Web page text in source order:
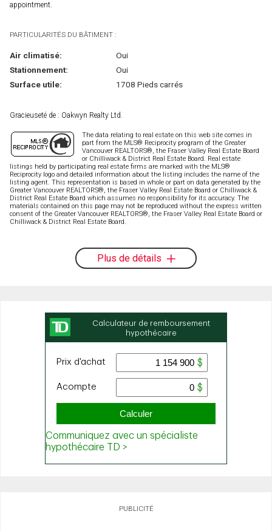
appointment.
PARTICULARITÉS DU BÂTIMENT :
Air climatisé:
Oui
Stationnement:
Oui
Surface utile:
1708 Pieds carrés
Gracieuseté de : Oakwyn Realty Ltd.
The data relating to real estate on this web site comes in
part from the MLS® Reciprocity program of the Greater
Vancouver REALTORS®, the Fraser Valley Real Estate Board
or Chilliwack & District Real Estate Board. Real estate
listings held by participating real estate firms are marked with the MLS®
Reciprocity logo and detailed information about the listing includes the name of the
listing agent. This representation is based in whole or part on data generated by the
Greater Vancouver REALTORS®, the Fraser Valley Real Estate Board or Chilliwack &
District Real Estate Board which assumes no responsibility for its accuracy. The
materials contained on this page may not be reproduced without the express written
consent of the Greater Vancouver REALTORS®, the Fraser Valley Real Estate Board or
Chilliwack & District Real Estate Board.
Plus de détails
PUBLICITÉ